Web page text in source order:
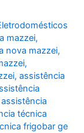
mazzei,
nova mazzei,
,
,assistência
assistência
técnica
frigobar ge